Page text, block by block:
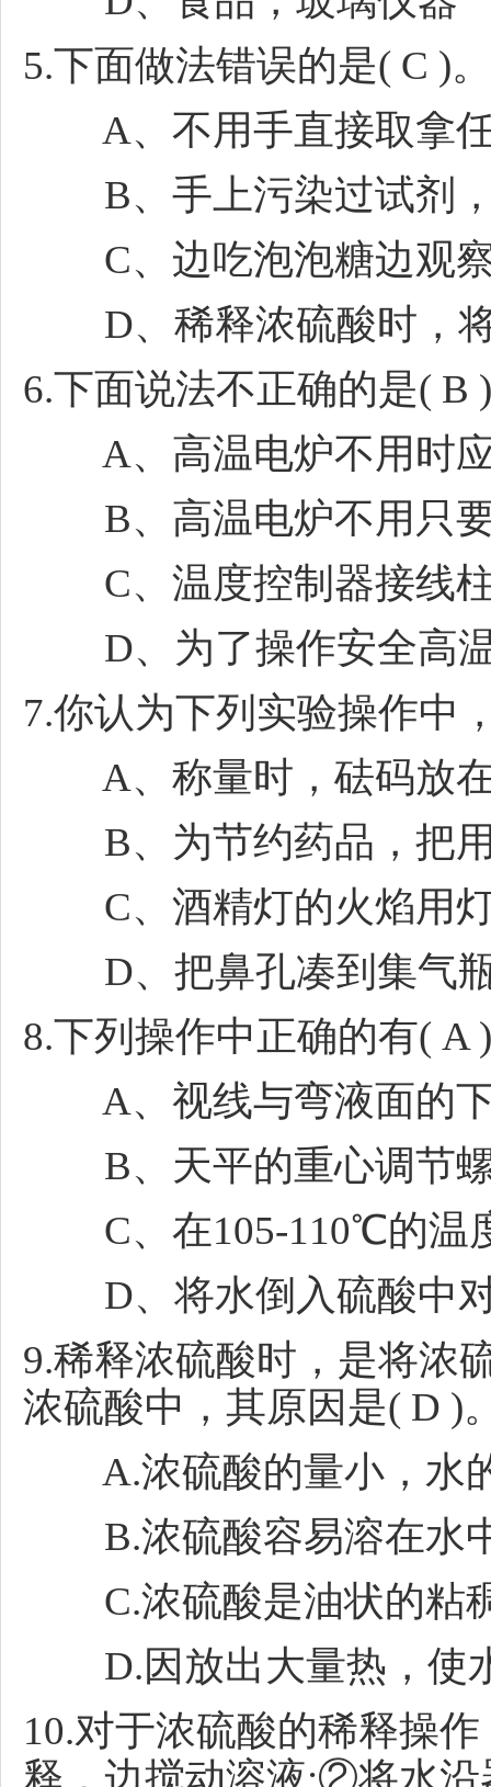
5.下面做法错误的是( C )。
A、不用手直接取拿
B、手上污染过试剂，
C、边吃泡泡糖边观察
D、稀释浓硫酸时，将
6.下面说法不正确的是( B
A、高温电炉不用时应
B、高温电炉不用只要
C、温度控制器接线柱
D、为了操作安全高温
7.你认为下列实验操作中
A、称量时，砝码放在
B、为节约药品，把用
C、酒精灯的火焰用
D、把鼻孔凑到集气瓶
8.下列操作中正确的有( A
A、视线与弯液面的下
B、天平的重心调节螺
C、在105-110℃的温
D、将水倒入硫酸中对
9.稀释浓硫酸时，是将浓
浓硫酸中，其原因是( D )
A.浓硫酸的量小，水
B.浓硫酸容易溶在水
C.浓硫酸是油状的粘
D.因放出大量热，使
10.对于浓硫酸的稀释操
释，边搅动溶液;②将水